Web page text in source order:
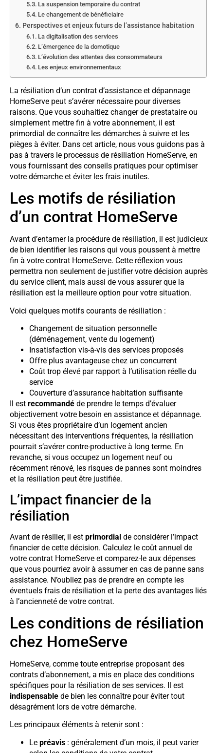
La suspension temporaire du contrat
Le changement de bénéficiaire
Perspectives et enjeux futurs de l’assistance habitation
La digitalisation des services
L’émergence de la domotique
L’évolution des attentes des consommateurs
Les enjeux environnementaux
La résiliation d’un contrat d’assistance et dépannage
HomeServe peut s’avérer nécessaire pour diverses
raisons. Que vous souhaitiez changer de prestataire ou
simplement mettre fin à votre abonnement, il est
primordial de connaître les démarches à suivre et les
pièges à éviter. Dans cet article, nous vous guidons pas à
pas à travers le processus de résiliation HomeServe, en
vous fournissant des conseils pratiques pour optimiser
votre démarche et éviter les frais inutiles.
Les motifs de résiliation
d’un contrat HomeServe
Avant d’entamer la procédure de résiliation, il est judicieux
de bien identifier les raisons qui vous poussent à mettre
fin à votre contrat HomeServe. Cette réflexion vous
permettra non seulement de justifier votre décision auprès
du service client, mais aussi de vous assurer que la
résiliation est la meilleure option pour votre situation.
Voici quelques motifs courants de résiliation :
Changement de situation personnelle
(déménagement, vente du logement)
Insatisfaction vis-à-vis des services proposés
Offre plus avantageuse chez un concurrent
Coût trop élevé par rapport à l’utilisation réelle du
service
Couverture d’assurance habitation suffisante
Il est recommandé de prendre le temps d’évaluer
objectivement votre besoin en assistance et dépannage.
Si vous êtes propriétaire d’un logement ancien
nécessitant des interventions fréquentes, la résiliation
pourrait s’avérer contre-productive à long terme. En
revanche, si vous occupez un logement neuf ou
récemment rénové, les risques de pannes sont moindres
et la résiliation peut être justifiée.
L’impact financier de la
résiliation
Avant de résilier, il est primordial de considérer l’impact
financier de cette décision. Calculez le coût annuel de
votre contrat HomeServe et comparez-le aux dépenses
que vous pourriez avoir à assumer en cas de panne sans
assistance. N’oubliez pas de prendre en compte les
éventuels frais de résiliation et la perte des avantages liés
à l’ancienneté de votre contrat.
Les conditions de résiliation
chez HomeServe
HomeServe, comme toute entreprise proposant des
contrats d’abonnement, a mis en place des conditions
spécifiques pour la résiliation de ses services. Il est
indispensable de bien les connaître pour éviter tout
désagrément lors de votre démarche.
Les principaux éléments à retenir sont :
Le préavis : généralement d’un mois, il peut varier